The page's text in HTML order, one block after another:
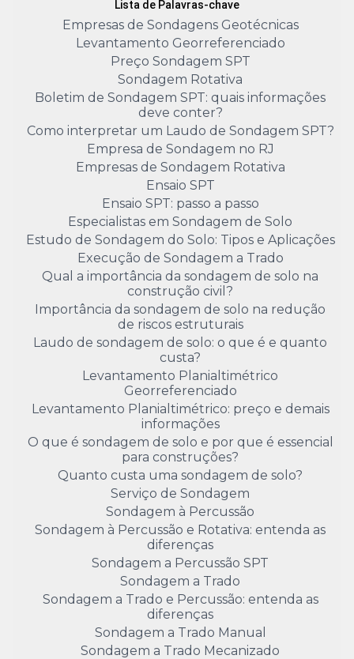
Lista de Palavras-chave
Empresas de Sondagens Geotécnicas
Levantamento Georreferenciado
Preço Sondagem SPT
Sondagem Rotativa
Boletim de Sondagem SPT: quais informações
deve conter?
Como interpretar um Laudo de Sondagem SPT?
Empresa de Sondagem no RJ
Empresas de Sondagem Rotativa
Ensaio SPT
Ensaio SPT: passo a passo
Especialistas em Sondagem de Solo
Estudo de Sondagem do Solo: Tipos e Aplicações
Execução de Sondagem a Trado
Qual a importância da sondagem de solo na
construção civil?
Importância da sondagem de solo na redução
de riscos estruturais
Laudo de sondagem de solo: o que é e quanto
custa?
Levantamento Planialtimétrico
Georreferenciado
Levantamento Planialtimétrico: preço e demais
informações
O que é sondagem de solo e por que é essencial
para construções?
Quanto custa uma sondagem de solo?
Serviço de Sondagem
Sondagem à Percussão
Sondagem à Percussão e Rotativa: entenda as
diferenças
Sondagem a Percussão SPT
Sondagem a Trado
Sondagem a Trado e Percussão: entenda as
diferenças
Sondagem a Trado Manual
Sondagem a Trado Mecanizado